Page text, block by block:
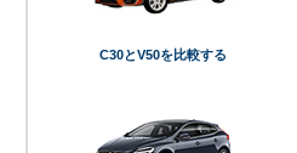
C30とV50を比較する